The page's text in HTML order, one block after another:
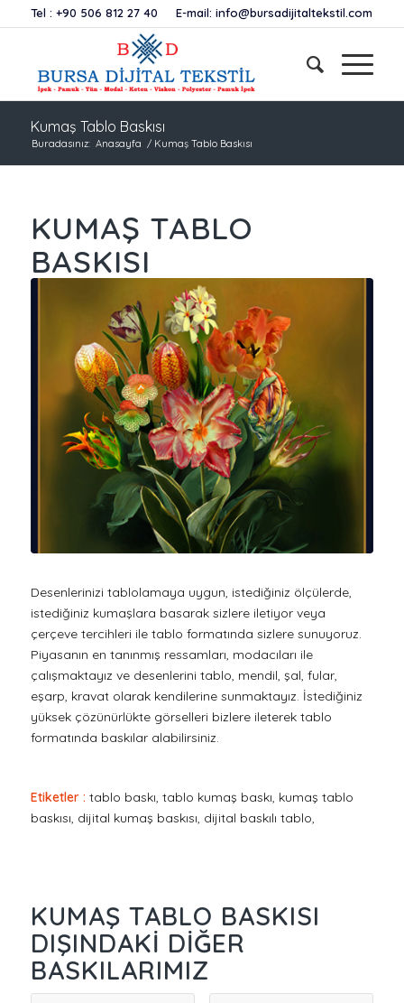
Tel :+90 506 812 27 40 E-mail:info@bursadijitaltekstil.com
Kumaş Tablo Baskısı
Buradasınız: Anasayfa / Kumaş Tablo Baskısı
KUMAŞ TABLO
BASKISI
Desenlerinizi tablolamaya uygun, istediğiniz ölçülerde,
istediğiniz kumaşlara basarak sizlere iletiyor veya
çerçeve tercihleri ile tablo formatında sizlere sunuyoruz.
Piyasanın en tanınmış ressamları, modacıları ile
çalışmaktayız ve desenlerini tablo, mendil, şal, fular,
eşarp, kravat olarak kendilerine sunmaktayız. İstediğiniz
yüksek çözünürlükte görselleri bizlere ileterek tablo
formatında baskılar alabilirsiniz.
Etiketler : tablo baskı, tablo kumaş baskı, kumaş tablo
baskısı, dijital kumaş baskısı, dijital baskılı tablo,
KUMAŞ TABLO BASKISI
DIŞINDAKI DIĞER
BASKILARIMIZ